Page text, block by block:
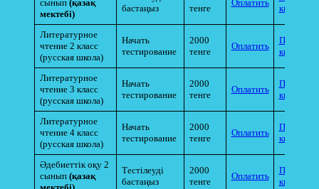
сынып (қазақ
мектебі)
бастаңыз
тенге
Оплатить
Литературное
чтение 2 класс
(русская школа)
Начать
тестирование
2000
тенге
Оплатить
Литературное
чтение 3 класс
(русская школа)
Начать
тестирование
2000
тенге
Оплатить
Литературное
чтение 4 класс
(русская школа)
Начать
тестирование
2000
тенге
Оплатить
Әдебиеттік оқу 2
сынып (қазақ
Тестілеуді
бастаңыз
2000
тенге
Оплатить